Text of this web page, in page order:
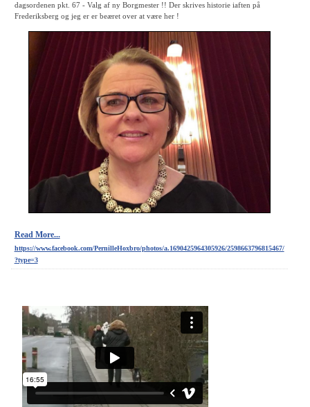
dagsordenen pkt. 67 - Valg af ny Borgmester !! Der skrives historie iaften på
Frederiksberg og jeg er er beæret over at være her !
Read More...
https://www.facebook.com/PernilleHoxbro/photos/a.1690425964305926/2598663796815467/
?type=3